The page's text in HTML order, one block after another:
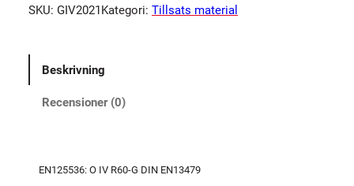
I
G
SKU: GIV2021 Kategori: Tillsats material
Beskrivning
Recensioner (0)
EN125536: O IV R60-G DIN EN13479